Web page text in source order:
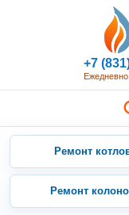
+7
Ремонт
Ремонт